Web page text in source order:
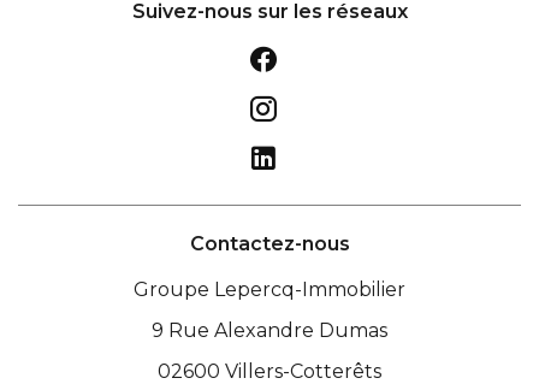
Suivez-nous sur les réseaux
Contactez-nous
Groupe Lepercq-Immobilier
9 Rue Alexandre Dumas
02600 Villers-Cotterêts